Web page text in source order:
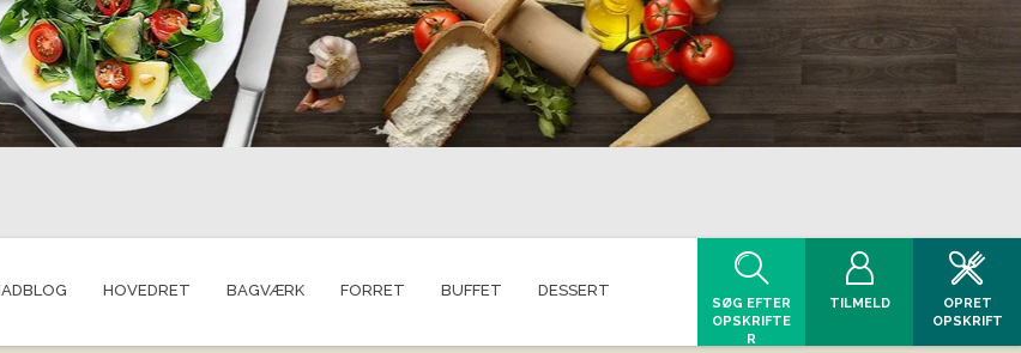
HOVEDRET BAGVÆRK FORRET BUFFET DESSERT
SØG EFTER
OPSKRIFTE
R
TILMELD
OPRET
OPSKRIFT